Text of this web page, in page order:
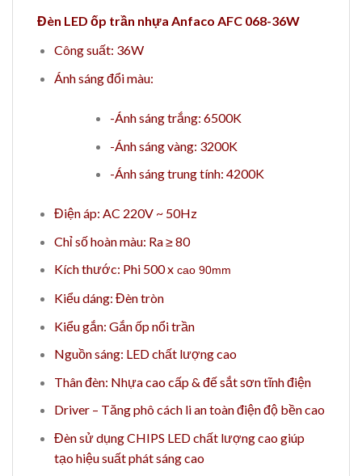
Đèn LED ốp trần nhựa Anfaco AFC 068-36W
Công suất: 36W
Ánh sáng đổi màu:
-Ánh sáng trắng: 6500K
-Ánh sáng vàng: 3200K
-Ánh sáng trung tính: 4200K
Điện áp: AC 220V ~ 50Hz
Chỉ số hoàn màu: Ra ≥ 80
Kích thước: Phi 500 xcao 90mm
Kiểu dáng: Đèn tròn
Kiểu gắn: Gắn ốp nổi trần
Nguồn sáng: LED chất lượng cao
Thân đèn: Nhựa cao cấp & đế sắt sơn tĩnh điện
Driver – Tăng phô cách li an toàn điện độ bền cao
Đèn sử dụng CHIPS LED chất lượng cao giúp
tạo hiệu suất phát sáng cao